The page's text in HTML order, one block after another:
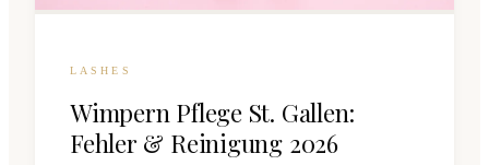
LASHES
Wimpern Pflege St. Gallen:
Fehler & Reinigung 2026